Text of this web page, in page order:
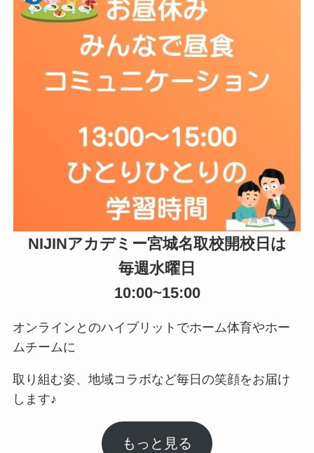
NIJINアカデミー宮城名取校開校日は
毎週水曜日
10:00~15:00
オンラインとのハイブリットでホーム体育やホー
ムチームに
取り組む姿、地域コラボなど毎日の笑顔をお届け
します♪
もっと見る